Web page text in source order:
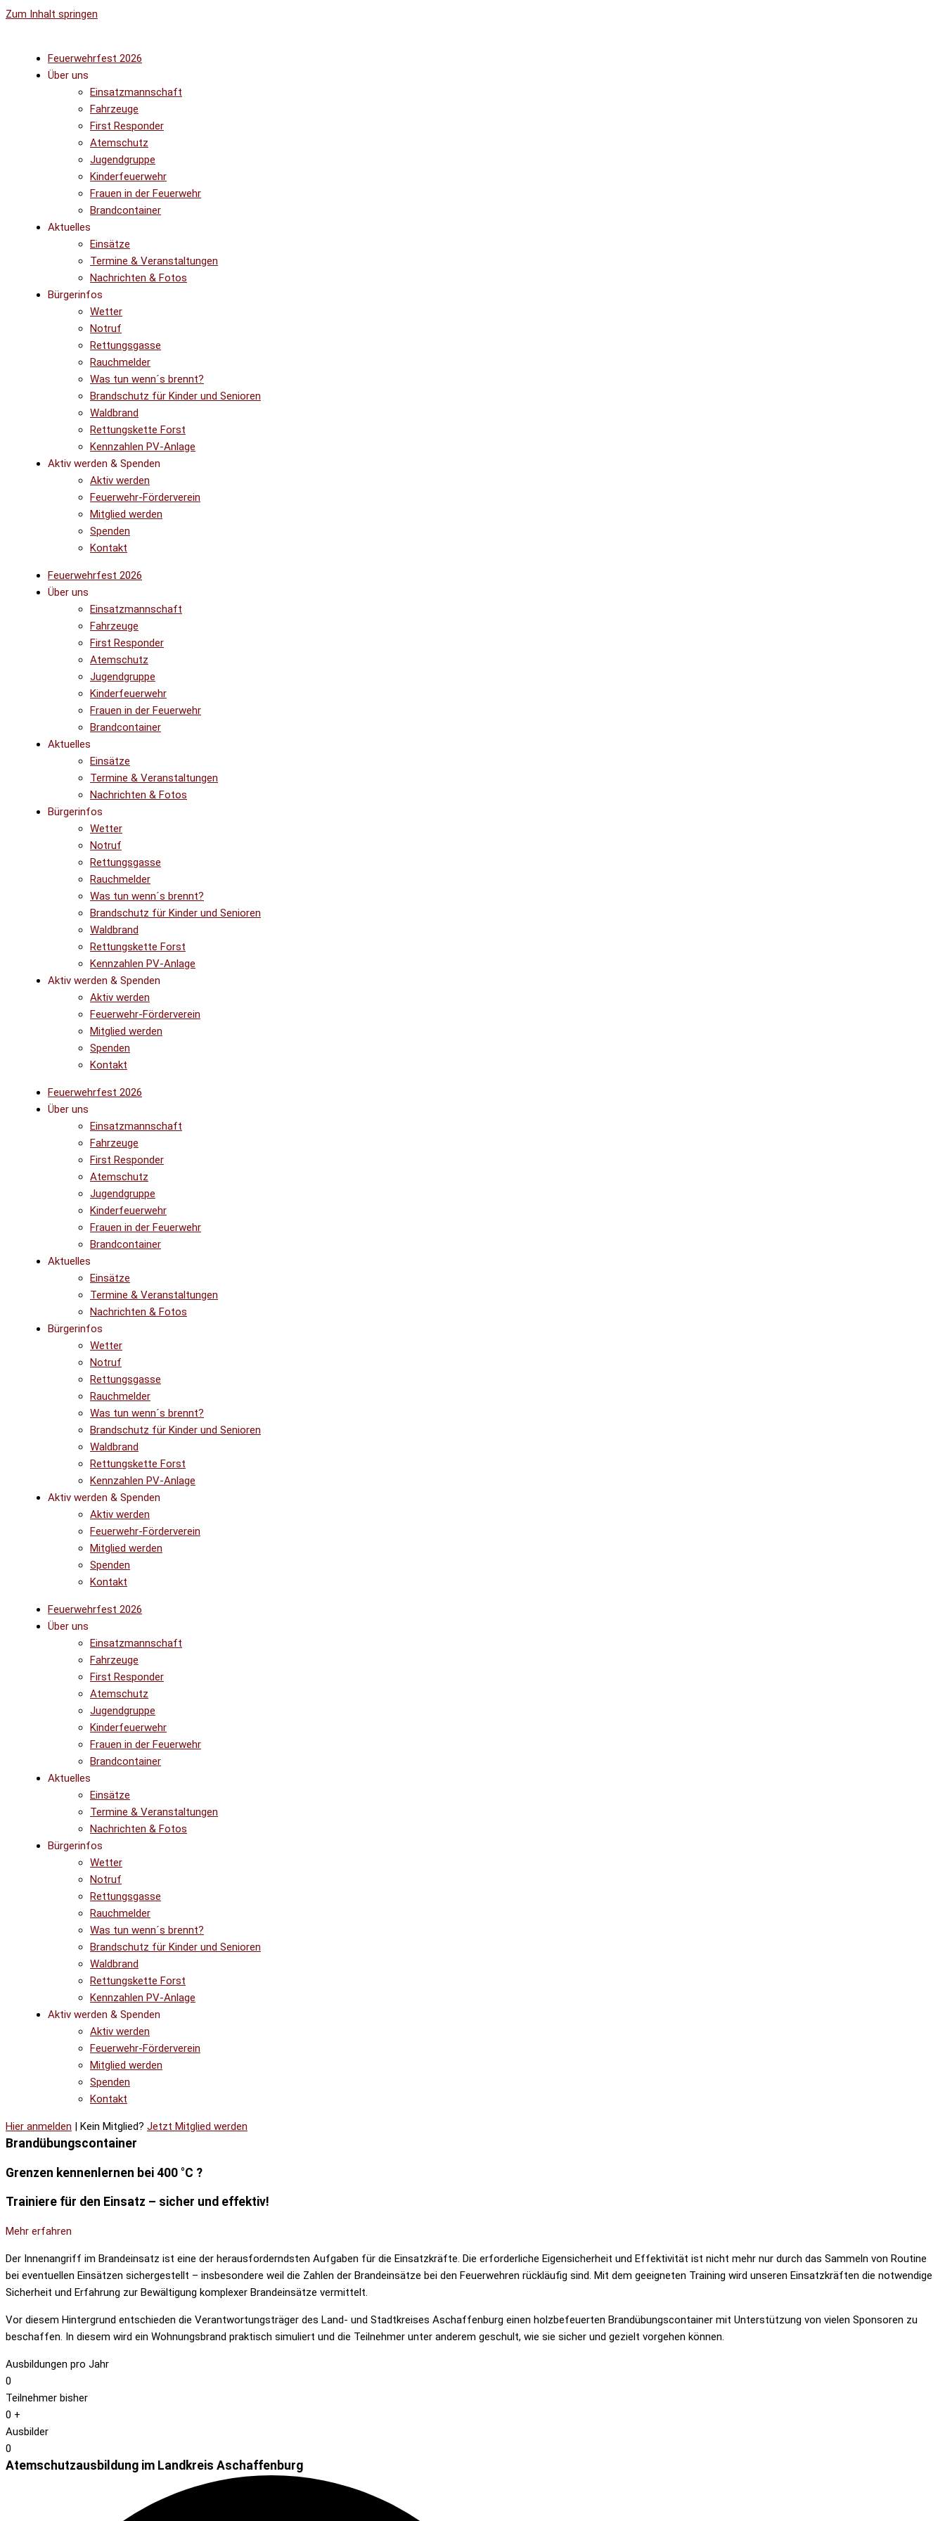
Zum Inhalt springen
Feuerwehrfest 2026
Über uns
Einsatzmannschaft
Fahrzeuge
First Responder
Atemschutz
Jugendgruppe
Kinderfeuerwehr
Frauen in der Feuerwehr
Brandcontainer
Aktuelles
Einsätze
Termine & Veranstaltungen
Nachrichten & Fotos
Bürgerinfos
Wetter
Notruf
Rettungsgasse
Rauchmelder
Was tun wenn´s brennt?
Brandschutz für Kinder und Senioren
Waldbrand
Rettungskette Forst
Kennzahlen PV-Anlage
Aktiv werden & Spenden
Aktiv werden
Feuerwehr-Förderverein
Mitglied werden
Spenden
Kontakt
Feuerwehrfest 2026
Über uns
Einsatzmannschaft
Fahrzeuge
First Responder
Atemschutz
Jugendgruppe
Kinderfeuerwehr
Frauen in der Feuerwehr
Brandcontainer
Aktuelles
Einsätze
Termine & Veranstaltungen
Nachrichten & Fotos
Bürgerinfos
Wetter
Notruf
Rettungsgasse
Rauchmelder
Was tun wenn´s brennt?
Brandschutz für Kinder und Senioren
Waldbrand
Rettungskette Forst
Kennzahlen PV-Anlage
Aktiv werden & Spenden
Aktiv werden
Feuerwehr-Förderverein
Mitglied werden
Spenden
Kontakt
Feuerwehrfest 2026
Über uns
Einsatzmannschaft
Fahrzeuge
First Responder
Atemschutz
Jugendgruppe
Kinderfeuerwehr
Frauen in der Feuerwehr
Brandcontainer
Aktuelles
Einsätze
Termine & Veranstaltungen
Nachrichten & Fotos
Bürgerinfos
Wetter
Notruf
Rettungsgasse
Rauchmelder
Was tun wenn´s brennt?
Brandschutz für Kinder und Senioren
Waldbrand
Rettungskette Forst
Kennzahlen PV-Anlage
Aktiv werden & Spenden
Aktiv werden
Feuerwehr-Förderverein
Mitglied werden
Spenden
Kontakt
Feuerwehrfest 2026
Über uns
Einsatzmannschaft
Fahrzeuge
First Responder
Atemschutz
Jugendgruppe
Kinderfeuerwehr
Frauen in der Feuerwehr
Brandcontainer
Aktuelles
Einsätze
Termine & Veranstaltungen
Nachrichten & Fotos
Bürgerinfos
Wetter
Notruf
Rettungsgasse
Rauchmelder
Was tun wenn´s brennt?
Brandschutz für Kinder und Senioren
Waldbrand
Rettungskette Forst
Kennzahlen PV-Anlage
Aktiv werden & Spenden
Aktiv werden
Feuerwehr-Förderverein
Mitglied werden
Spenden
Kontakt
Hier anmelden | Kein Mitglied? Jetzt Mitglied werden
Brandübungscontainer
Grenzen kennenlernen bei 400 °C ?
Trainiere für den Einsatz – sicher und effektiv!
Mehr erfahren
Der Innenangriff im Brandeinsatz ist eine der herausforderndsten Aufgaben für die Einsatzkräfte. Die erforderliche Eigensicherheit und Effektivität ist nicht mehr nur durch das Sammeln von Routine
bei eventuellen Einsätzen sichergestellt – insbesondere weil die Zahlen der Brandeinsätze bei den Feuerwehren rückläufig sind. Mit dem geeigneten Training wird unseren Einsatzkräften die notwendige
Sicherheit und Erfahrung zur Bewältigung komplexer Brandeinsätze vermittelt.
Vor diesem Hintergrund entschieden die Verantwortungsträger des Land- und Stadtkreises Aschaffenburg einen holzbefeuerten Brandübungscontainer mit Unterstützung von vielen Sponsoren zu
beschaffen. In diesem wird ein Wohnungsbrand praktisch simuliert und die Teilnehmer unter anderem geschult, wie sie sicher und gezielt vorgehen können.
Ausbildungen pro Jahr
0
Teilnehmer bisher
0 +
Ausbilder
0
Atemschutzausbildung im Landkreis Aschaffenburg